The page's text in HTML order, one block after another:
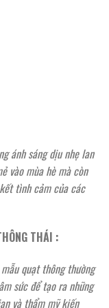
ánh sáng dịu nhẹ lan
vào mùa hè mà còn
tình cảm của các
THÁI :
quạt thông thường
sức để tạo ra những
và thẩm mỹ kiến